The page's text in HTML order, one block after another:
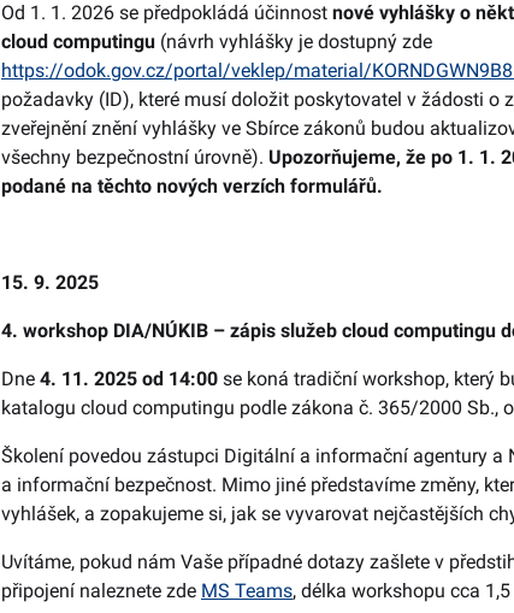
Od 1. 1. 2026 se předpokládá účinnost nové vyhlášky o
cloud computingu (návrh vyhlášky je dostupný zde
https://odok.gov.cz/portal/veklep/material/
požadavky (ID), které musí doložit poskytovatel v žádosti o
zveřejnění znění vyhlášky ve Sbírce zákonů budou
všechny bezpečnostní úrovně). Upozorňujeme, že po 1. 1.
podané na těchto nových verzích formulářů.
15. 9. 2025
4. workshop DIA/NÚKIB – zápis služeb cloud computingu
Dne 4. 11. 2025 od 14:00 se koná tradiční workshop, který
katalogu cloud computingu podle zákona č. 365/2000 Sb.,
Školení povedou zástupci Digitální a informační agentury a
a informační bezpečnost. Mimo jiné představíme změny,
vyhlášek, a zopakujeme si, jak se vyvarovat nejčastějších
Uvítáme, pokud nám Vaše případné dotazy zašlete v
připojení naleznete zde MS Teams, délka workshopu cca